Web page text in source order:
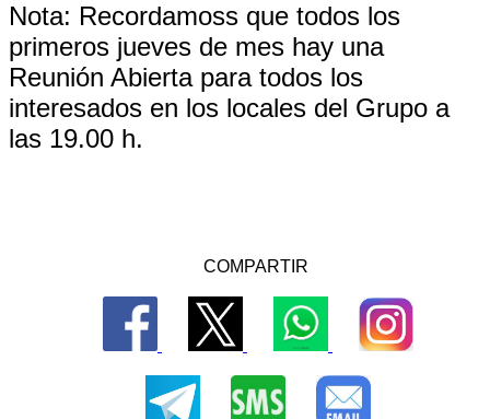
Nota: Recordamoss que todos los
primeros jueves de mes hay una
Reunión Abierta para todos los
interesados en los locales del Grupo a
las 19.00 h.
COMPARTIR